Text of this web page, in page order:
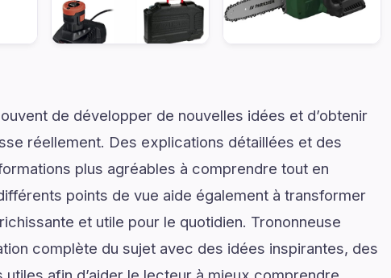
de développer de nouvelles idées et d’obtenir
réellement. Des explications détaillées et des
plus agréables à comprendre tout en
points de vue aide également à transformer
et utile pour le quotidien. Trononneuse
complète du sujet avec des idées inspirantes, des